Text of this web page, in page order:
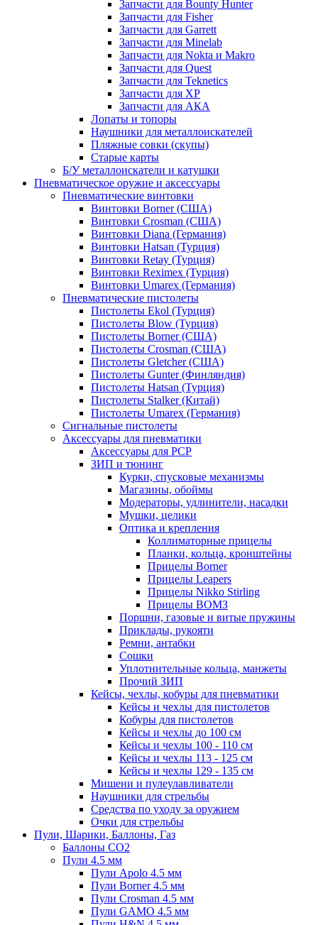
Запчасти для Bounty Hunter
Запчасти для Fisher
Запчасти для Garrett
Запчасти для Minelab
Запчасти для Nokta и Makro
Запчасти для Quest
Запчасти для Teknetics
Запчасти для XP
Запчасти для АКА
Лопаты и топоры
Наушники для металлоискателей
Пляжные совки (скупы)
Старые карты
Б/У металлоискатели и катушки
Пневматическое оружие и аксессуары
Пневматические винтовки
Винтовки Borner (США)
Винтовки Crosman (США)
Винтовки Diana (Германия)
Винтовки Hatsan (Турция)
Винтовки Retay (Турция)
Винтовки Reximex (Турция)
Винтовки Umarex (Германия)
Пневматические пистолеты
Пистолеты Ekol (Турция)
Пистолеты Blow (Турция)
Пистолеты Borner (США)
Пистолеты Crosman (США)
Пистолеты Gletcher (США)
Пистолеты Gunter (Финляндия)
Пистолеты Hatsan (Турция)
Пистолеты Stalker (Китай)
Пистолеты Umarex (Германия)
Сигнальные пистолеты
Аксессуары для пневматики
Аксессуары для PCP
ЗИП и тюнинг
Курки, спусковые механизмы
Магазины, обоймы
Модераторы, удлинители, насадки
Мушки, целики
Оптика и крепления
Коллиматорные прицелы
Планки, кольца, кронштейны
Прицелы Borner
Прицелы Leapers
Прицелы Nikko Stirling
Прицелы ВОМЗ
Поршни, газовые и витые пружины
Приклады, рукояти
Ремни, антабки
Сошки
Уплотнительные кольца, манжеты
Прочий ЗИП
Кейсы, чехлы, кобуры для пневматики
Кейсы и чехлы для пистолетов
Кобуры для пистолетов
Кейсы и чехлы до 100 см
Кейсы и чехлы 100 - 110 см
Кейсы и чехлы 113 - 125 см
Кейсы и чехлы 129 - 135 см
Мишени и пулеулавливатели
Наушники для стрельбы
Средства по уходу за оружием
Очки для стрельбы
Пули, Шарики, Баллоны, Газ
Баллоны CO2
Пули 4.5 мм
Пули Apolo 4.5 мм
Пули Borner 4.5 мм
Пули Crosman 4.5 мм
Пули GAMO 4.5 мм